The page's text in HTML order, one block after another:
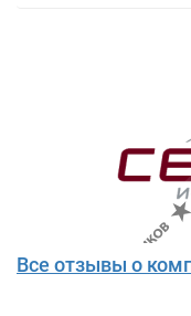
Все отзывы о